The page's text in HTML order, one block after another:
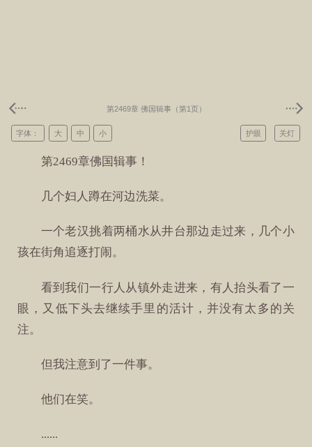
第2469章 佛国辑事（第1页）
关灯
护眼
字体： 大 中 小
第2469章佛国辑事！
几个妇人蹲在河边洗菜。
一个老汉挑着两桶水从井台那边走过来，几个小
孩在街角追逐打闹。
看到我们一行人从镇外走进来，有人抬头看了一
眼，又低下头去继续手里的活计，并没有太多的关
注。
但我注意到了一件事。
他们在笑。
......